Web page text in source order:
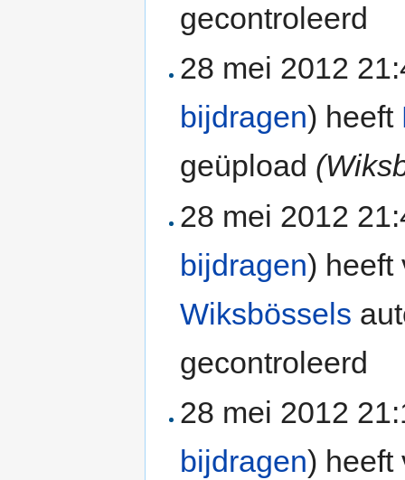
gecontroleerd
28 mei 2012
bijdragen) heeft
geüpload
28 mei 2012
bijdragen)
Wiksbössels
gecontroleerd
28 mei 2012
bijdragen)